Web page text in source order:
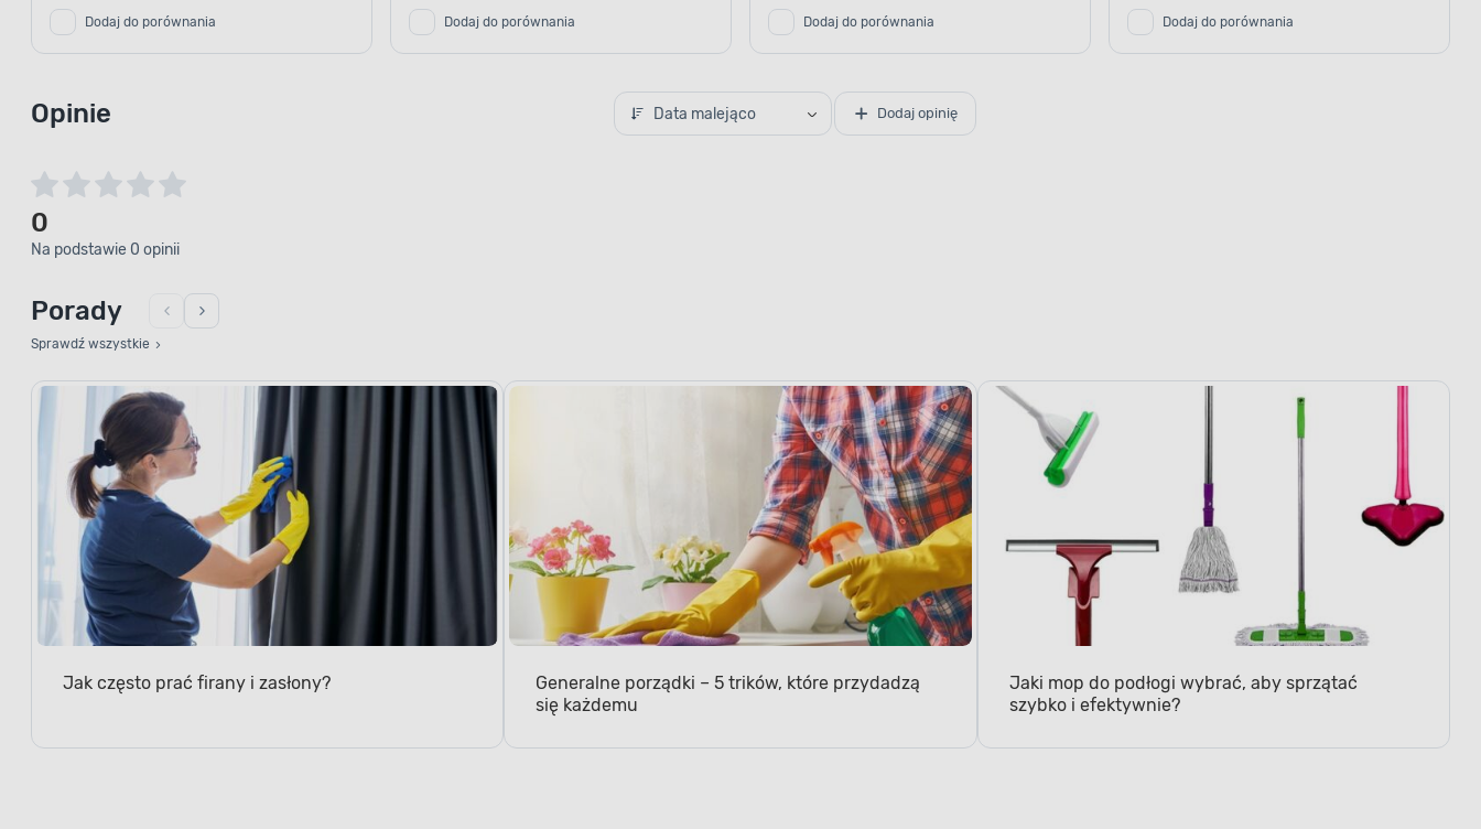
Dodaj do porównania Dodaj do porównania Dodaj do porównania Dodaj do porównania
Opinie Data malejąco Dodaj opinię
0
Na podstawie 0 opinii
Porady
Sprawdź wszystkie
Jak często prać firany i zasłony?
Generalne porządki – 5 trików, które przydadzą
się każdemu
Jaki mop do podłogi wybrać, aby sprzątać
szybko i efektywnie?